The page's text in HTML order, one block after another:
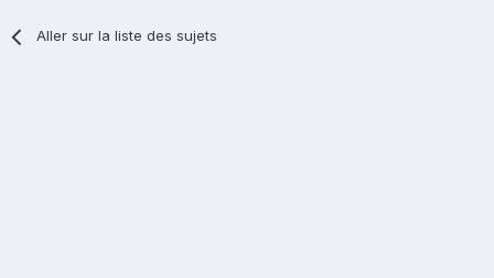
Aller sur la liste des sujets